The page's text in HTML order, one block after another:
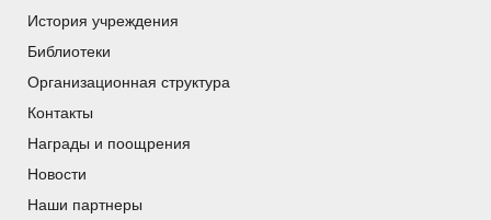
История учреждения
Библиотеки
Организационная структура
Контакты
Награды и поощрения
Новости
Наши партнеры